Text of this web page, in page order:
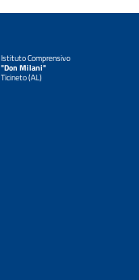
Istituto Comprensivo
"Don Milani"
Ticineto (AL)